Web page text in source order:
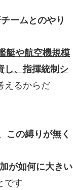
ームとのやり
艇や航空機規模
し、指揮統制シ
えるからだ
この縛りが無く
が如何に大きい
です